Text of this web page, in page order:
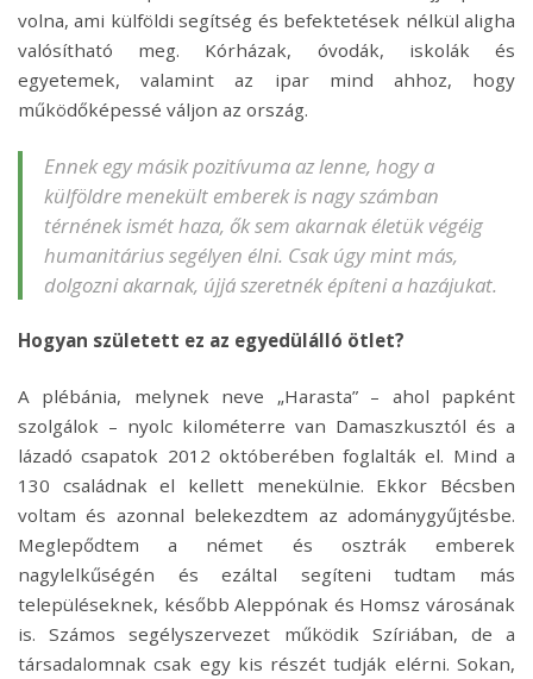
volna, ami külföldi segítség és befektetések nélkül aligha
valósítható meg. Kórházak, óvodák, iskolák és
egyetemek, valamint az ipar mind ahhoz, hogy
működőképessé váljon az ország.
Ennek egy másik pozitívuma az lenne, hogy a
külföldre menekült emberek is nagy számban
térnének ismét haza, ők sem akarnak életük végéig
humanitárius segélyen élni. Csak úgy mint más,
dolgozni akarnak, újjá szeretnék építeni a hazájukat.
Hogyan született ez az egyedülálló ötlet?
A plébánia, melynek neve „Harasta” – ahol papként
szolgálok – nyolc kilométerre van Damaszkusztól és a
lázadó csapatok 2012 októberében foglalták el. Mind a
130 családnak el kellett menekülnie. Ekkor Bécsben
voltam és azonnal belekezdtem az adománygyűjtésbe.
Meglepődtem a német és osztrák emberek
nagylelkűségén és ezáltal segíteni tudtam más
településeknek, később Aleppónak és Homsz városának
is. Számos segélyszervezet működik Szíriában, de a
társadalomnak csak egy kis részét tudják elérni. Sokan,